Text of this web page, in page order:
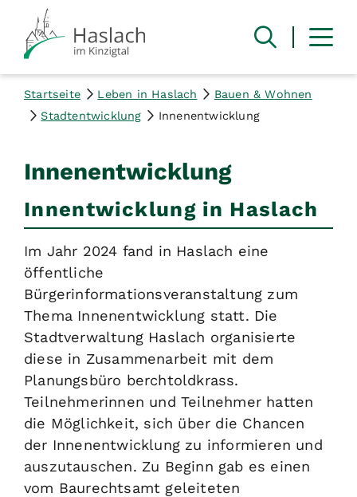
Startseite Leben in Haslach
Bauen & Wohnen
Stadtentwicklung
Innenentwicklung
Innenentwicklung
Innentwicklung in Haslach
Im Jahr 2024 fand in Haslach eine
öffentliche
Bürgerinformationsveranstaltung zum
Thema Innenentwicklung statt. Die
Stadtverwaltung Haslach organisierte
diese in Zusammenarbeit mit dem
Planungsbüro berchtoldkrass.
Teilnehmerinnen und Teilnehmer hatten
die Möglichkeit, sich über die Chancen
der Innenentwicklung zu informieren und
auszutauschen. Zu Beginn gab es einen
vom Baurechtsamt geleiteten